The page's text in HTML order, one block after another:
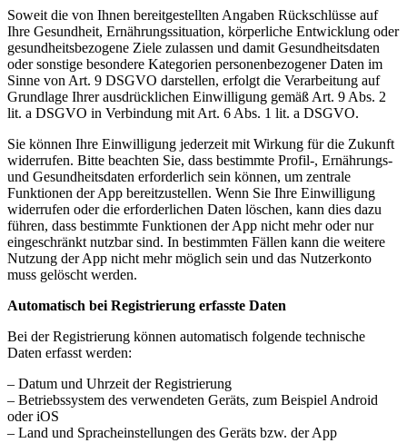
Soweit die von Ihnen bereitgestellten Angaben Rückschlüsse auf
Ihre Gesundheit, Ernährungssituation, körperliche Entwicklung oder
gesundheitsbezogene Ziele zulassen und damit Gesundheitsdaten
oder sonstige besondere Kategorien personenbezogener Daten im
Sinne von Art. 9 DSGVO darstellen, erfolgt die Verarbeitung auf
Grundlage Ihrer ausdrücklichen Einwilligung gemäß Art. 9 Abs. 2
lit. a DSGVO in Verbindung mit Art. 6 Abs. 1 lit. a DSGVO.
Sie können Ihre Einwilligung jederzeit mit Wirkung für die Zukunft
widerrufen. Bitte beachten Sie, dass bestimmte Profil-, Ernährungs-
und Gesundheitsdaten erforderlich sein können, um zentrale
Funktionen der App bereitzustellen. Wenn Sie Ihre Einwilligung
widerrufen oder die erforderlichen Daten löschen, kann dies dazu
führen, dass bestimmte Funktionen der App nicht mehr oder nur
eingeschränkt nutzbar sind. In bestimmten Fällen kann die weitere
Nutzung der App nicht mehr möglich sein und das Nutzerkonto
muss gelöscht werden.
Automatisch bei Registrierung erfasste Daten
Bei der Registrierung können automatisch folgende technische
Daten erfasst werden:
– Datum und Uhrzeit der Registrierung
– Betriebssystem des verwendeten Geräts, zum Beispiel Android
oder iOS
– Land und Spracheinstellungen des Geräts bzw. der App